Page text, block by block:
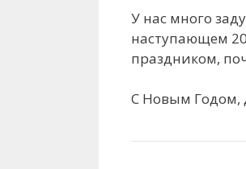
У нас много
наступающем
праздником,
С Новым Годом,